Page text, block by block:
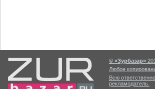
© «Зурбазар»
Любое
Всю
рекламодатель.